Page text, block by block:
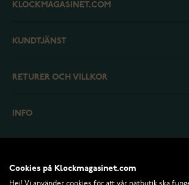
KLOCKMAGASINET.COM
KUNDTJÄNST
RETURER OCH VILLKOR
INFO
Cookies på Klockmagasinet.com